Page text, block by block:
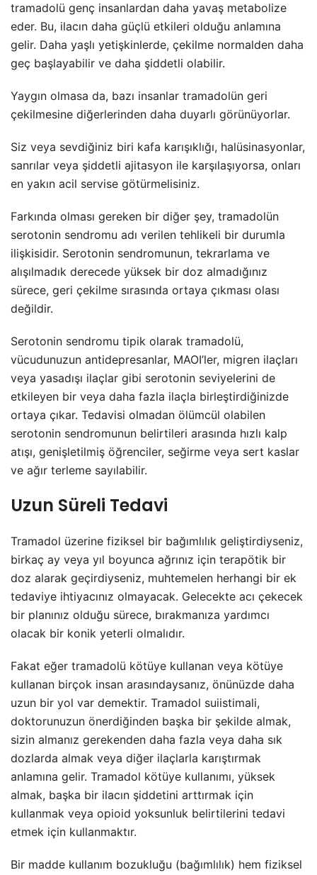
tramadolü genç insanlardan daha yavaş metabolize
eder. Bu, ilacın daha güçlü etkileri olduğu anlamına
gelir. Daha yaşlı yetişkinlerde, çekilme normalden daha
geç başlayabilir ve daha şiddetli olabilir.
Yaygın olmasa da, bazı insanlar tramadolün geri
çekilmesine diğerlerinden daha duyarlı görünüyorlar.
Siz veya sevdiğiniz biri kafa karışıklığı, halüsinasyonlar,
sanrılar veya şiddetli ajitasyon ile karşılaşıyorsa, onları
en yakın acil servise götürmelisiniz.
Farkında olması gereken bir diğer şey, tramadolün
serotonin sendromu adı verilen tehlikeli bir durumla
ilişkisidir. Serotonin sendromunun, tekrarlama ve
alışılmadık derecede yüksek bir doz almadığınız
sürece, geri çekilme sırasında ortaya çıkması olası
değildir.
Serotonin sendromu tipik olarak tramadolü,
vücudunuzun antidepresanlar, MAOI’ler, migren ilaçları
veya yasadışı ilaçlar gibi serotonin seviyelerini de
etkileyen bir veya daha fazla ilaçla birleştirdiğinizde
ortaya çıkar. Tedavisi olmadan ölümcül olabilen
serotonin sendromunun belirtileri arasında hızlı kalp
atışı, genişletilmiş öğrenciler, seğirme veya sert kaslar
ve ağır terleme sayılabilir.
Uzun Süreli Tedavi
Tramadol üzerine fiziksel bir bağımlılık geliştirdiyseniz,
birkaç ay veya yıl boyunca ağrınız için terapötik bir
doz alarak geçirdiyseniz, muhtemelen herhangi bir ek
tedaviye ihtiyacınız olmayacak. Gelecekte acı çekecek
bir planınız olduğu sürece, bırakmanıza yardımcı
olacak bir konik yeterli olmalıdır.
Fakat eğer tramadolü kötüye kullanan veya kötüye
kullanan birçok insan arasındaysanız, önünüzde daha
uzun bir yol var demektir. Tramadol suiistimali,
doktorunuzun önerdiğinden başka bir şekilde almak,
sizin almanız gerekenden daha fazla veya daha sık
dozlarda almak veya diğer ilaçlarla karıştırmak
anlamına gelir. Tramadol kötüye kullanımı, yüksek
almak, başka bir ilacın şiddetini arttırmak için
kullanmak veya opioid yoksunluk belirtilerini tedavi
etmek için kullanmaktır.
Bir madde kullanım bozukluğu (bağımlılık) hem fiziksel